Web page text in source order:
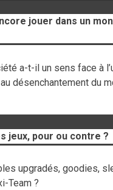
jouer dans un
a-t-il un sens face à
désenchantement du
jeux, pour ou contre ?
upgradés, goodies,
Team ?